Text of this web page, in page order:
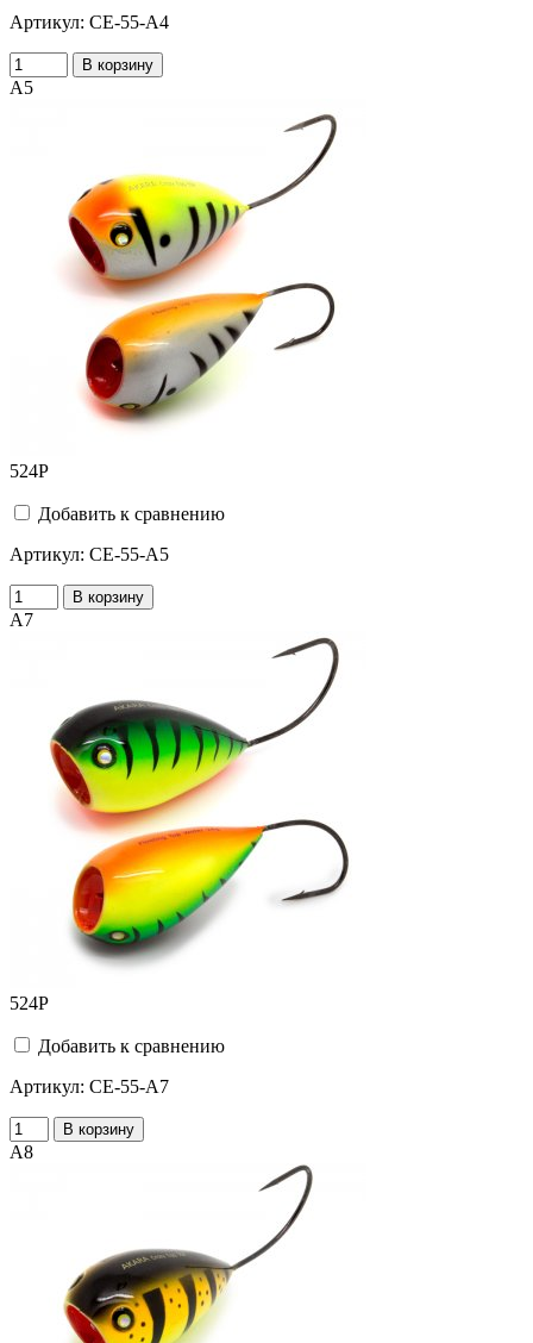
Артикул: CE-55-A4
В корзину
A5
524Р
Добавить к сравнению
Артикул: CE-55-A5
В корзину
A7
524Р
Добавить к сравнению
Артикул: CE-55-A7
В корзину
A8